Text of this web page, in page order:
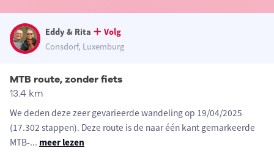
Eddy & Rita
Volg
Consdorf, Luxemburg
MTB route, zonder fiets
13.4 km
We deden deze zeer gevarieerde wandeling op 19/04/2025
(17.302 stappen). Deze route is de naar één kant gemarkeerde
MTB-... meer lezen